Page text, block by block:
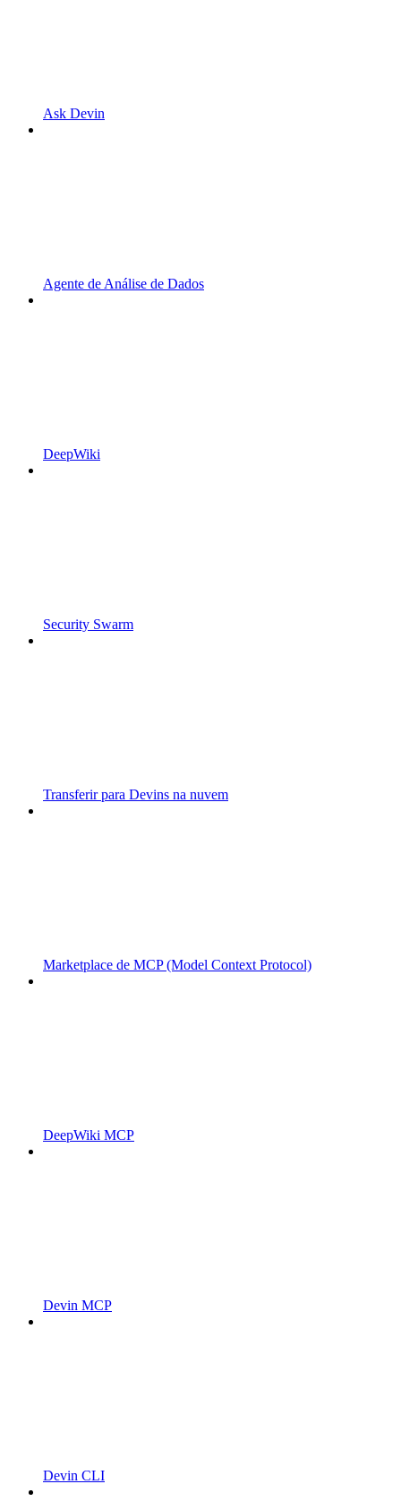
Ask Devin
Agente de Análise de Dados
DeepWiki
Security Swarm
Transferir para Devins na nuvem
Marketplace de MCP (Model Context Protocol)
DeepWiki MCP
Devin MCP
Devin CLI